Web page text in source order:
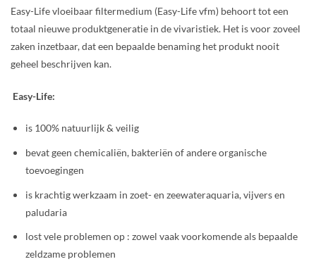
Easy-Life vloeibaar filtermedium (Easy-Life vfm) behoort tot een
totaal nieuwe produktgeneratie in de vivaristiek. Het is voor zoveel
zaken inzetbaar, dat een bepaalde benaming het produkt nooit
geheel beschrijven kan.
Easy-Life:
is 100% natuurlijk & veilig
bevat geen chemicaliën, bakteriën of andere organische
toevoegingen
is krachtig werkzaam in zoet- en zeewateraquaria, vijvers en
paludaria
lost vele problemen op : zowel vaak voorkomende als bepaalde
zeldzame problemen